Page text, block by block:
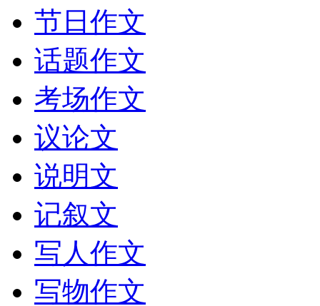
节日作文
话题作文
考场作文
议论文
说明文
记叙文
写人作文
写物作文